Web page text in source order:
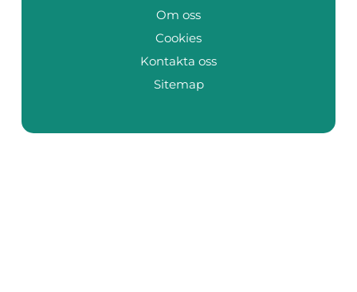
Om oss
Cookies
Kontakta oss
Sitemap